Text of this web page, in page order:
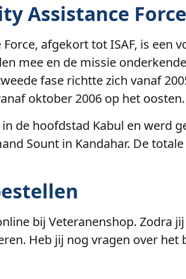
Assistance Force
afgekort tot ISAF, is
mee en de missie
fase richtte zich vanaf
oktober 2006 op het
de hoofdstad Kabul en werd
Sount in Kandahar. De
bij Veteranenshop.
Heb jij nog vragen over het